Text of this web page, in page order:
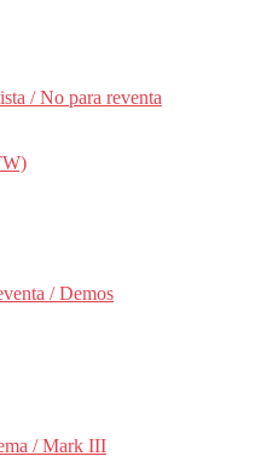
/ No para reventa
/ Demos
/ Mark III